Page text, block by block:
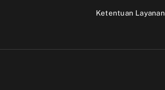
Ketentuan Layanan